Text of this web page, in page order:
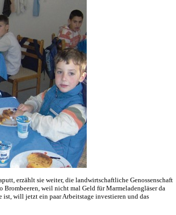
erzählt sie weiter, die landwirtschaftliche Genossenschaft
Brombeeren, weil nicht mal Geld für Marmeladengläser da
will jetzt ein paar Arbeitstage investieren und das